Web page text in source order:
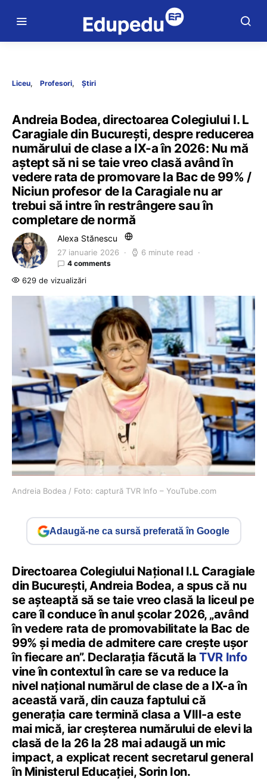
Liceu Profesori Știri
Andreia Bodea, directoarea Colegiului I. L
Caragiale din București, despre reducerea
numărului de clase a IX-a în 2026: Nu mă
aştept să ni se taie vreo clasă având în
vedere rata de promovare la Bac de 99% /
Niciun profesor de la Caragiale nu ar
trebui să intre în restrângere sau în
completare de normă
Alexa Stănescu
27 ianuarie 2026 6 minute read
4 comments
629 de vizualizări
Andreia Bodea / Foto: captură TVR Info – YouTube.com
Adaugă-ne ca sursă preferată în Google
Directoarea Colegiului Național I.L Caragiale
din București, Andreia Bodea, a spus că nu
se așteaptă să se taie vreo clasă la liceul pe
care îl conduce în anul școlar 2026, „având
în vedere rata de promovabilitate la Bac de
99% și media de admitere care creşte uşor
în fiecare an”. Declarația făcută laTVR Info
vine în contextul în care se va reduce la
nivel național numărul de clase de a IX-a în
această vară, din cauza faptului că
generația care termină clasa a VIII-a este
mai mică, iar creșterea numărului de elevi la
clasă de la 26 la 28 mai adaugă un mic
impact, a explicat recent secretarul general
în Ministerul Educației, Sorin Ion.